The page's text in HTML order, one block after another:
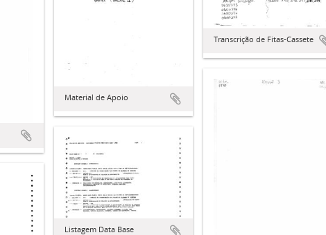
Transcrição de Fitas-Cassete
Material de Apoio
Listagem Data Base